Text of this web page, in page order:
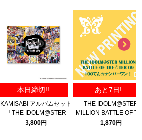
ASOBI STAGE
プレミアム会員とは
本日締切!!
KAMISABI アルバムセット
「THE IDOLM@STER
MILLION LIVE!」
3,800円
あと7日!
THE IDOLM@STER
MILLION BATTLE OF
＠TER 09 100てん☆ナ
1,870円